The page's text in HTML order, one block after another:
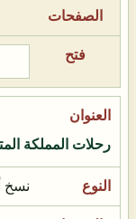
رحلات المملكة
نسخ